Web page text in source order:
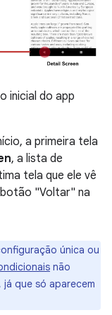
inicial do app
a primeira tela
, a lista de
tela que ele vê
"Voltar" na
única ou
não
que só aparecem